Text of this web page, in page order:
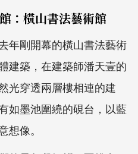
：橫山書法藝術館
年剛開幕的橫山書法藝術
建築，在建築師潘天壹的
光穿透兩層樓相連的建
如墨池圍繞的硯台，以藍
想像。